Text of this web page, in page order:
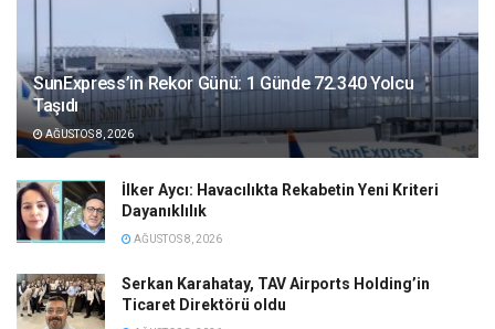
SunExpress’in Rekor Günü: 1 Günde 72.340 Yolcu
Taşıdı
AĞUSTOS 8, 2026
İlker Aycı: Havacılıkta Rekabetin Yeni Kriteri
Dayanıklılık
AĞUSTOS 8, 2026
Serkan Karahatay, TAV Airports Holding’in
Ticaret Direktörü oldu